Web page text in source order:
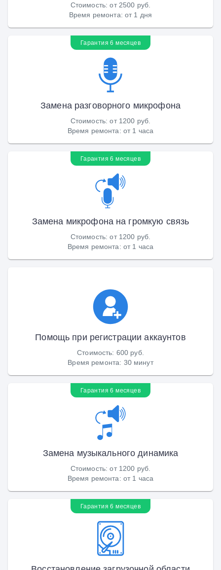
Стоимость:от 2500 руб.
Время ремонта:от 1 дня
Гарантия 6 месяцев
Замена разговорного микрофона
Стоимость:от 1200 руб.
Время ремонта: от 1 часа
Гарантия 6 месяцев
Замена микрофона на громкую связь
Стоимость:от 1200 руб.
Время ремонта: от 1 часа
Помощь при регистрации аккаунтов
Стоимость: 600 руб.
Время ремонта: 30 минут
Гарантия 6 месяцев
Замена музыкального динамика
Стоимость:от 1200 руб.
Время ремонта: от 1 часа
Гарантия 6 месяцев